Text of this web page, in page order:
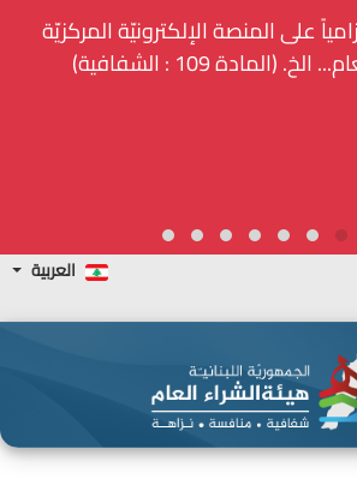
على المنصة الإلكترونيّة المركزيّة
109 : الشفافية)
العربية